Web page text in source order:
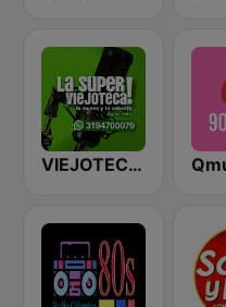
VIEJOTECA "para Beber y Gozar"